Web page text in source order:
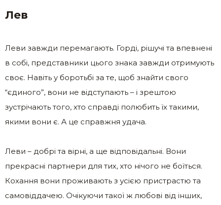
Лев
Леви завжди перемагають. Горді, рішучі та впевнені
в собі, представники цього знака завжди отримують
своє. Навіть у боротьбі за те, щоб знайти свого
“єдиного”, вони не відступають – і зрештою
зустрічають того, хто справді полюбить їх такими,
якими вони є. А це справжня удача.
Леви – добрі та вірні, а ще відповідальні. Вони
прекрасні партнери для тих, хто нічого не боїться.
Кохання вони проживають з усією пристрастю та
самовіддачею. Очікуючи такої ж любові від інших,